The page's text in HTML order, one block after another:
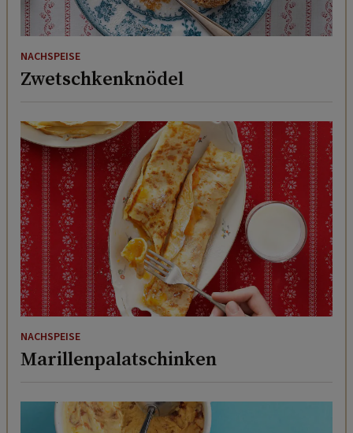
NACHSPEISE
Zwetschkenknödel
NACHSPEISE
Marillenpalatschinken